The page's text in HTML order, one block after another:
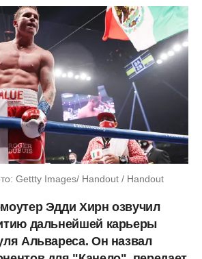
Gettty Images/ Handout / Handout
Эдди Хирн озвучил
дальнейшей карьеры
Альвареса. Он назвал